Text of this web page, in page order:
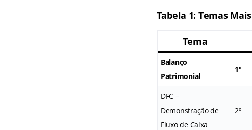
Tabela 1: Temas
Tema
Balanço
Patrimonial
1º
DFC –
Demonstração de
Fluxo de Caixa
2º